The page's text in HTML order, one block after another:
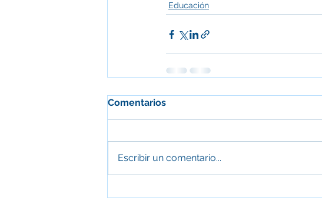
Educación
Comentarios
Escribir un comentario...